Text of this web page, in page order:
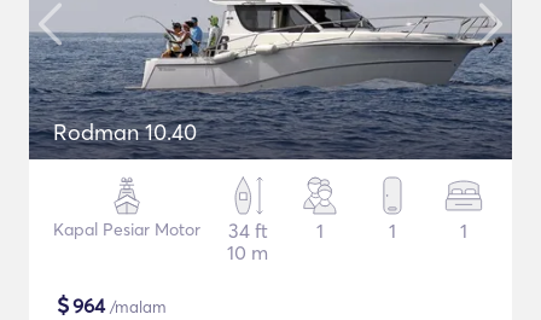
Rodman 10.40
Kapal Pesiar Motor
34 ft
10 m
1 1 1
$964/malam